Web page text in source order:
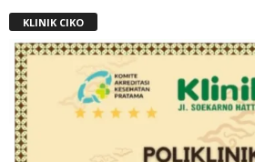
KLINIK CIKO